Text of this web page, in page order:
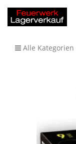
Alle Kategorien